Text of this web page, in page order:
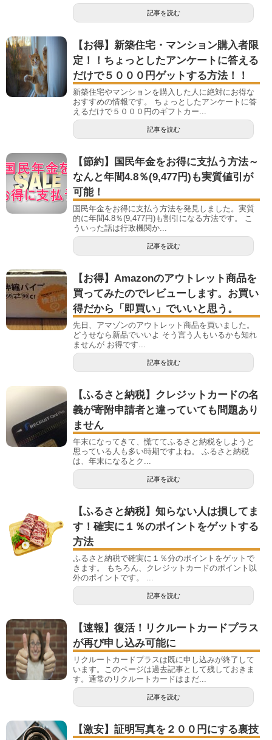
記事を読む
【お得】新築住宅・マンション購入者限
定！！ちょっとしたアンケートに答える
だけで５０００円ゲットする方法！！
新築住宅やマンションを購入した人に絶対にお得な
おすすめの情報です。 ちょっとしたアンケートに答
えるだけで５０００円のギフトカー...
記事を読む
【節約】国民年金をお得に支払う方法～
なんと年間4.8％(9,477円)も実質値引が
可能！
国民年金をお得に支払う方法を発見しました。実質
的に年間4.8％(9,477円)も割引になる方法です。 こ
ういった話は行政機関か...
記事を読む
【お得】Amazonのアウトレット商品を
買ってみたのでレビューします。お買い
得だから「即買い」でいいと思う。
先日、アマゾンのアウトレット商品を買いました。
どうせなら新品でいいよ そう言う人もいるかも知れ
ませんが お得です...
記事を読む
【ふるさと納税】クレジットカードの名
義が寄附申請者と違っていても問題あり
ません
年末になってきて、慌ててふるさと納税をしようと
思っている人も多い時期ですよね。 ふるさと納税
は、年末になるとク...
記事を読む
【ふるさと納税】知らない人は損してま
す！確実に１％のポイントをゲットする
方法
ふるさと納税で確実に１％分のポイントをゲットで
きます。 もちろん、クレジットカードのポイント以
外のポイントです。 ...
記事を読む
【速報】復活！リクルートカードプラス
が再び申し込み可能に
リクルートカードプラスは既に申し込みが終了して
います。このページは過去記事として残しておきま
す。通常のリクルートカードはまだ...
記事を読む
【激安】証明写真を２００円にする裏技